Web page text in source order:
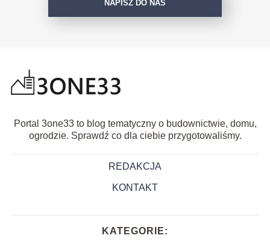
NAPISZ DO NAS
Portal 3one33 to blog tematyczny o budownictwie, domu,
ogrodzie. Sprawdź co dla ciebie przygotowaliśmy.
REDAKCJA
KONTAKT
KATEGORIE: